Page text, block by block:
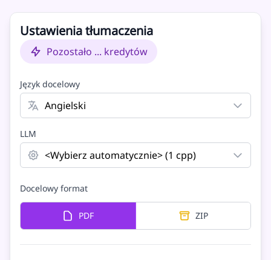
Ustawienia tłumaczenia
Pozostało ... kredytów
Język docelowy
LLM
Docelowy format
PDF ZIP